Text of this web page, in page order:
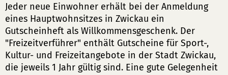
Jeder neue Einwohner erhält bei der Anmeldung
eines Hauptwohnsitzes in Zwickau ein
Gutscheinheft als Willkommensgeschenk. Der
"Freizeitverführer" enthält Gutscheine für Sport-,
Kultur- und Freizeitangebote in der Stadt Zwickau,
die jeweils 1 Jahr gültig sind. Eine gute Gelegenheit